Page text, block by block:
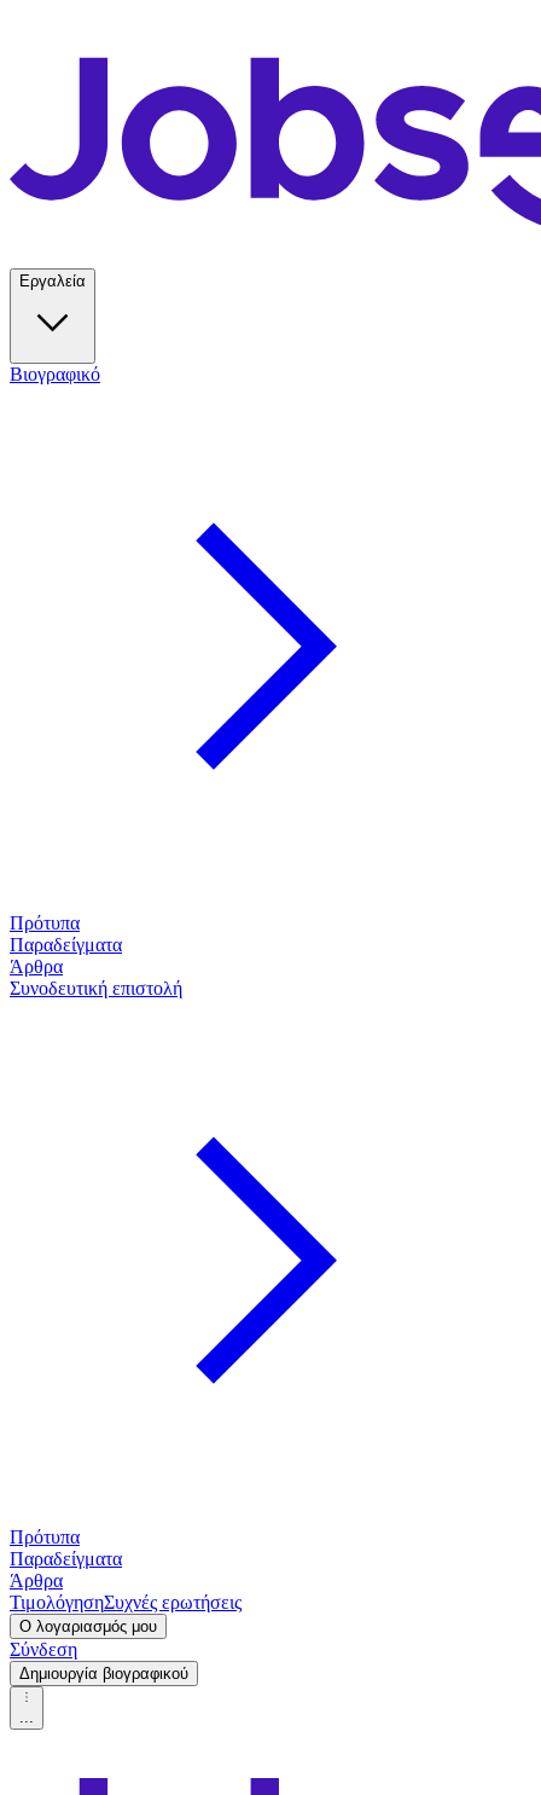
Εργαλεία
Βιογραφικό
Πρότυπα
Παραδείγματα
Άρθρα
Συνοδευτική επιστολή
Πρότυπα
Παραδείγματα
Άρθρα
ΤιμολόγησηΣυχνές ερωτήσεις
Ο λογαριασμός μου
Σύνδεση
Δημιουργία βιογραφικού
...